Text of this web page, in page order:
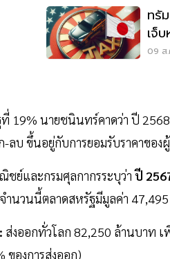
ทรั
เจ็
09 ส.
19% นายชนินทร์คาดว่า ปี
-ลบ ขึ้นอยู่กับการยอมรับราคาขอ
ชย์และกรมศุลกากรระบุว่าปี
ำนวนนี้ตลาดสหรัฐมีมูลค่า
ส่งออกทั่วโลก 82,250 ล้านบาท
ของการส่งออก)